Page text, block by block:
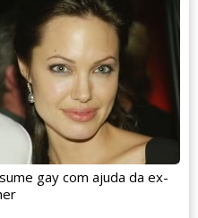
gay com ajuda da ex-